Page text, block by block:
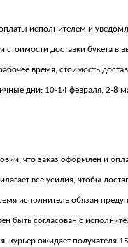
исполнителем и
стоимости доставки букета в
время, стоимость
дни: 10-14 февраля, 2-8
что заказ оформлен и
все усилия, чтобы
исполнитель обязан
быть согласован с
курьер ожидает